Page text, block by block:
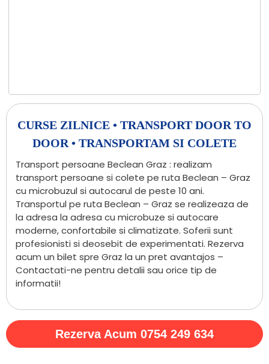
CURSE ZILNICE • TRANSPORT DOOR TO
DOOR • TRANSPORTAM SI COLETE
Transport persoane Beclean Graz : realizam
transport persoane si colete pe ruta Beclean – Graz
cu microbuzul si autocarul de peste 10 ani.
Transportul pe ruta Beclean – Graz se realizeaza de
la adresa la adresa cu microbuze si autocare
moderne, confortabile si climatizate. Soferii sunt
profesionisti si deosebit de experimentati. Rezerva
acum un bilet spre Graz la un pret avantajos –
Contactati-ne pentru detalii sau orice tip de
informatii!
Rezerva Acum 0754 249 634